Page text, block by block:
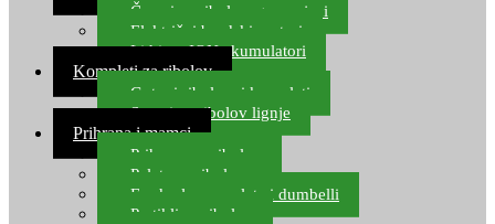
Čamci za ribolov, gumenjaci
Električni brodski motori
Lithium ION akumulatori
Kompleti za ribolov
Gotovi ribolovni kompleti
Setovi za ribolov lignje
Prihrana i mamci
Prihrana za ribolov
Pelete za ribolov
Feeder lovne pelete i dumbelli
Partikli za ribolov